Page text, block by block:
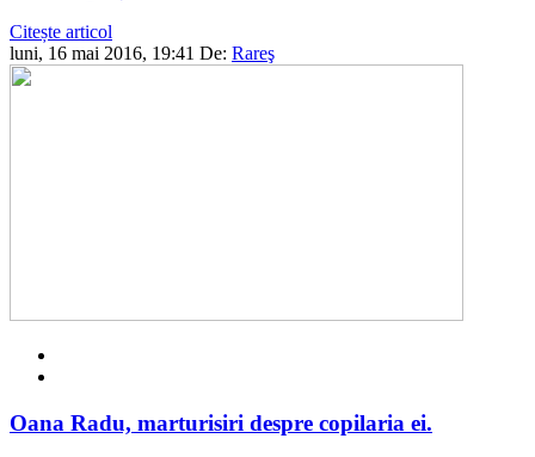
Citește articol
luni, 16 mai 2016, 19:41 De: Rareş
Oana Radu, marturisiri despre copilaria ei.